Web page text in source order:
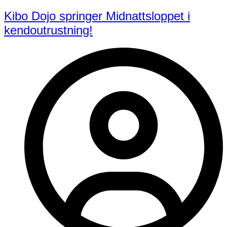
Kibo Dojo springer Midnattsloppet i
kendoutrustning!